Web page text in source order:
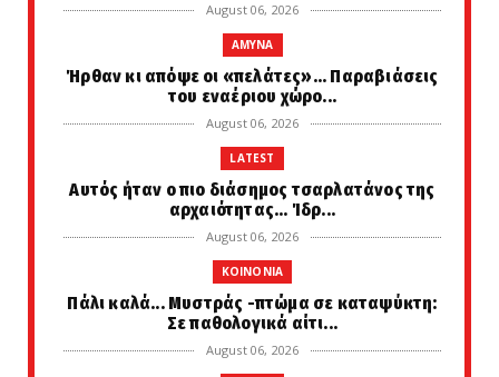
August 06, 2026
AMYNA
Ήρθαν κι απόψε οι «πελάτες»... Παραβιάσεις
του εναέριου χώρο...
August 06, 2026
LATEST
Αυτός ήταν ο πιο διάσημος τσαρλατάνος της
αρχαιότητας... Ίδρ...
August 06, 2026
KOINONIA
Πάλι καλά... Μυστράς -πτώμα σε καταψύκτη:
Σε παθολογικά αίτι...
August 06, 2026